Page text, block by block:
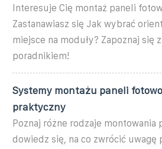
Interesuje Cię montaż paneli
Zastanawiasz się Jak wybrać
miejsce na moduły? Zapoznaj się
poradnikiem!
Systemy montażu paneli
praktyczny
Poznaj różne rodzaje montowania
dowiedz się, na co zwrócić uwagę